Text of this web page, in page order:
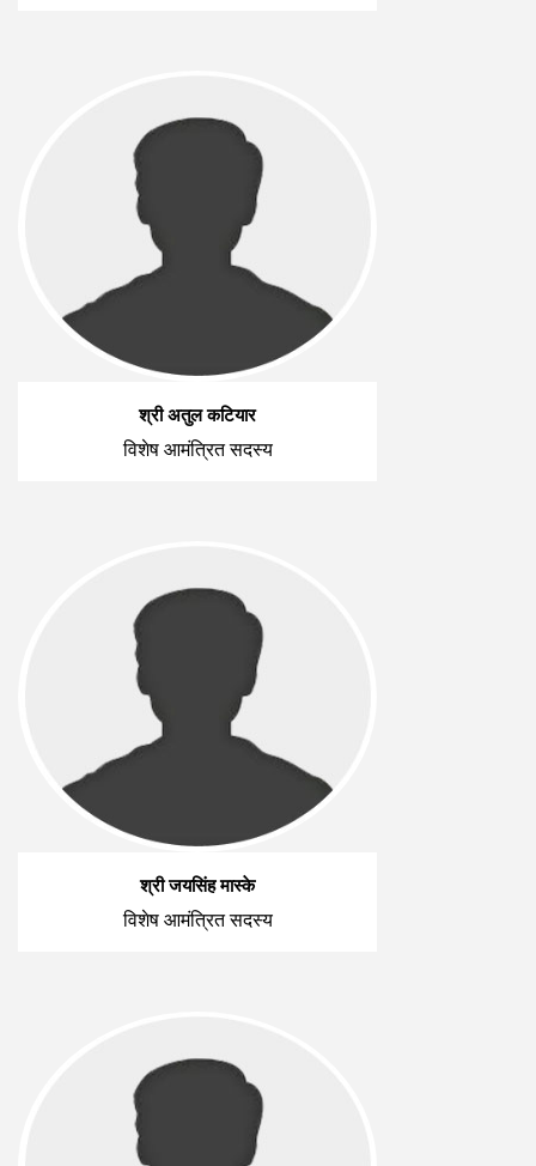
श्री अतुल कटियार
विशेष आमंत्रित सदस्य
श्री जयसिंह मास्के
विशेष आमंत्रित सदस्य